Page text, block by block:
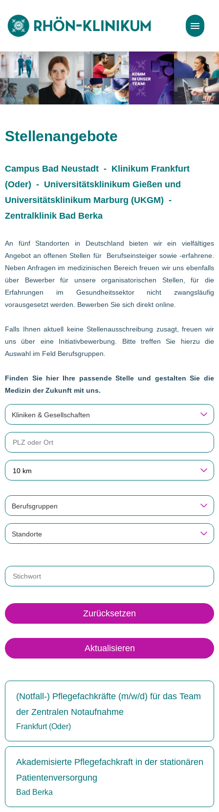
Stellenangebote
Bewerbungstipps
Stellenangebote
Campus Bad Neustadt - Klinikum Frankfurt
(Oder) - Universitätsklinikum Gießen und
Universitätsklinikum Marburg (UKGM) -
Zentralklinik Bad Berka
An fünf Standorten in Deutschland bieten wir ein vielfältiges
Angebot an offenen Stellen für Berufseinsteiger sowie -erfahrene.
Neben Anfragen im medizinischen Bereich freuen wir uns ebenfalls
über Bewerber für unsere organisatorischen Stellen, für die
Erfahrungen im Gesundheitssektor nicht zwangsläufig
vorausgesetzt werden. Bewerben Sie sich direkt online.
Falls Ihnen aktuell keine Stellenausschreibung zusagt, freuen wir
uns über eine Initiativbewerbung. Bitte treffen Sie hierzu die
Auswahl im Feld Berufsgruppen.
Finden Sie hier Ihre passende Stelle und gestalten Sie die
Medizin der Zukunft mit uns.
Kliniken & Gesellschaften
10 km
Berufsgruppen
Standorte
Zurücksetzen
Aktualisieren
(Notfall-) Pflegefachkräfte (m/w/d) für das Team
der Zentralen Notaufnahme
Frankfurt (Oder)
Akademisierte Pflegefachkraft in der stationären
Patientenversorgung
Bad Berka